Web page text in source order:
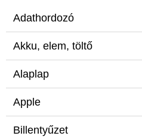
Adathordozó
Akku, elem, töltő
Alaplap
Apple
Billentyűzet